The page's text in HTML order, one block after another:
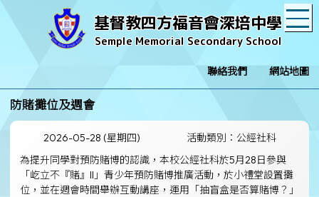
基督教四方福音會深培中學
Semple Memorial Secondary School
聯絡我們 網站地圖
防賭攤位及週會
2026-05-28 (星期四)
活動類別：公經社科
為提升同學對預防賭博的認識，本校公經社科於5月28日參與
「屹立不『賭』II」青少年預防賭博推廣活動，於小禮堂設置攤
位，並在週會時間舉辦互動講座，運用「抽盲盒是否算賭博？」